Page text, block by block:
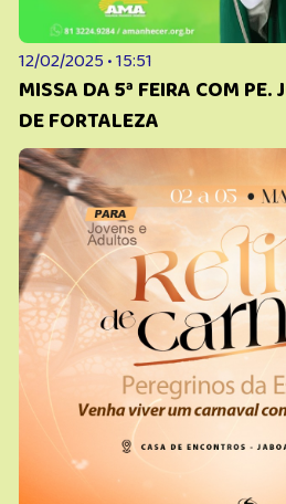
12/02/2025 • 15:51
MISSA DA 5ª FEIRA COM PE.
DE FORTALEZA